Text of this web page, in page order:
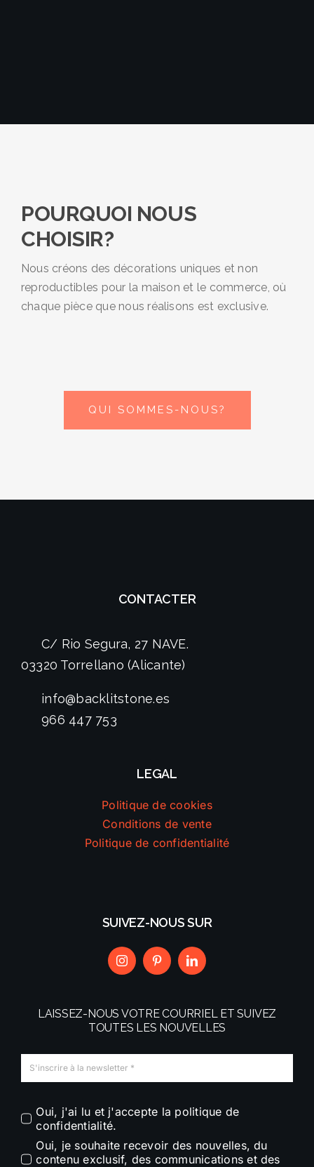
POURQUOI NOUS
CHOISIR?
Nous créons des décorations uniques et non
reproductibles pour la maison et le commerce, où
chaque pièce que nous réalisons est exclusive.
QUI SOMMES-NOUS?
CONTACTER
C/ Rio Segura, 27 NAVE.
03320 Torrellano (Alicante)
info@backlitstone.es
966 447 753
LEGAL
Politique de cookies
Conditions de vente
Politique de confidentialité
SUIVEZ-NOUS SUR
LAISSEZ-NOUS VOTRE COURRIEL ET SUIVEZ
TOUTES LES NOUVELLES
Oui, j'ai lu et j'accepte la politique de
confidentialité.
Oui, je souhaite recevoir des nouvelles, du
contenu exclusif, des communications et des